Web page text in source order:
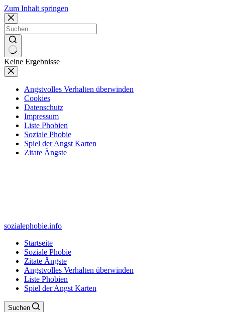
Zum Inhalt springen
Keine Ergebnisse
Angstvolles Verhalten überwinden
Cookies
Datenschutz
Impressum
Liste Phobien
Soziale Phobie
Spiel der Angst Karten
Zitate Ängste
sozialephobie.info
Startseite
Soziale Phobie
Zitate Ängste
Angstvolles Verhalten überwinden
Liste Phobien
Spiel der Angst Karten
Suchen